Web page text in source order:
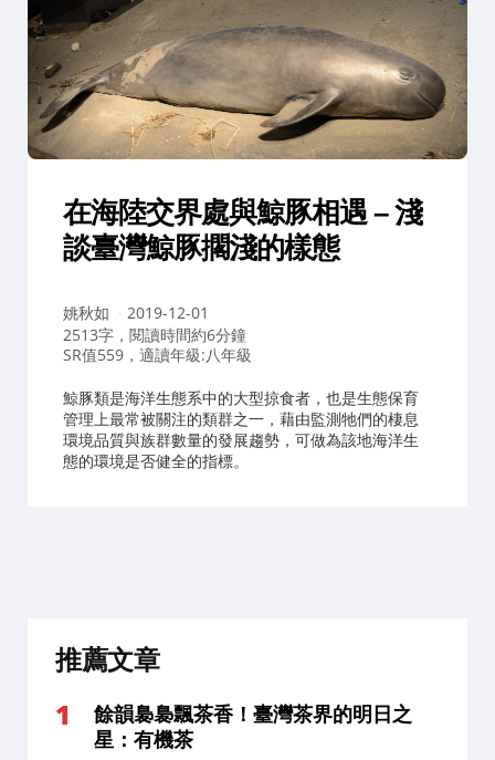
在海陸交界處與鯨豚相遇 – 淺
談臺灣鯨豚擱淺的樣態
作
者：
姚秋如
2019-12-01
2513字，閱讀時間約6分鐘
SR值559，適讀年級:八年級
鯨豚類是海洋生態系中的大型掠食者，也是生態保育
管理上最常被關注的類群之一，藉由監測牠們的棲息
環境品質與族群數量的發展趨勢，可做為該地海洋生
態的環境是否健全的指標。
推薦文章
餘韻裊裊飄茶香！臺灣茶界的明日之
星：有機茶